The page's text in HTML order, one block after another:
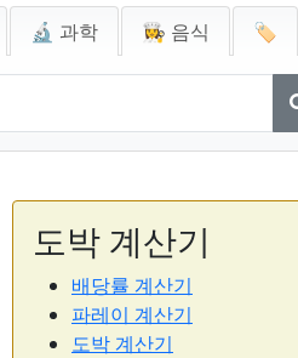
🔬 과학 👩‍🍳 음식 🏷️
도박 계산기
배당률 계산기
파레이 계산기
도박 계산기